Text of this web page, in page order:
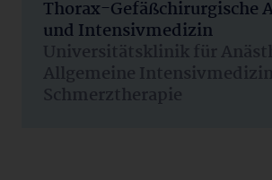
Thorax-Gefäßchirurgische
und Intensivmedizin
Universitätsklinik für
Allgemeine
Schmerztherapie